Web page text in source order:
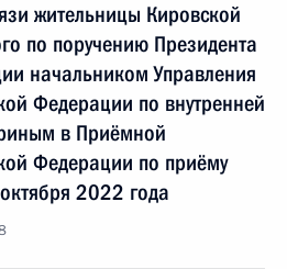
жительницы Кировской
по поручению Президента
начальником Управления
Федерации по внутренней
в Приёмной
Федерации по приёму
2022 года